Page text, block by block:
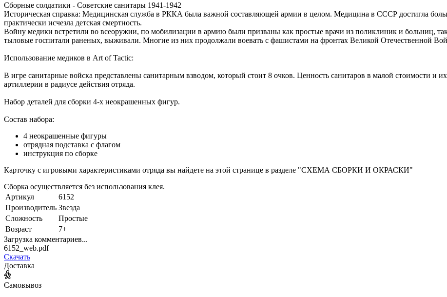
Сборные солдатики - Советские санитары 1941-1942
Историческая справка: Медицинская служба в РККА была важной составляющей армии в целом. Медицина в СССР достигла
практически исчезла детская смертность.
Войну медики встретили во всеоружии, по мобилизации в армию были призваны как простые врачи из поликлиник и больниц,
тыловые госпитали раненых, выживали. Многие из них продолжали воевать с фашистами на фронтах Великой Отечественной
Использование медиков в Art of Tactic:
В игре санитарные войска представлены санитарным взводом, который стоит 8 очков. Ценность санитаров в малой стоимости и
артиллерии в радиусе действия отряда.
Набор деталей для сборки 4-х неокрашенных фигур.
Состав набора:
4 неокрашенные фигуры
отрядная подставка с флагом
инструкция по сборке
Карточку с игровыми характеристиками отряда вы найдете на этой странице в разделе "СХЕМА СБОРКИ И ОКРАСКИ"
Сборка осуществляется без использования клея.
Артикул
6152
Производитель Звезда
Сложность
Простые
Возраст
7+
Загрузка комментариев...
6152_web.pdf
Скачать
Доставка
Самовывоз